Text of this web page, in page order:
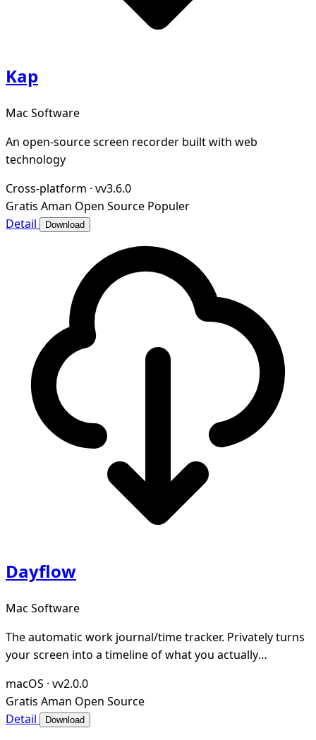
Kap
Mac Software
An open-source screen recorder built with web
technology
Cross-platform · vv3.6.0
Gratis Aman Open Source Populer
Detail
Download
Dayflow
Mac Software
The automatic work journal/time tracker. Privately turns
your screen into a timeline of what you actually
macOS · vv2.0.0
Gratis Aman Open Source
Detail
Download